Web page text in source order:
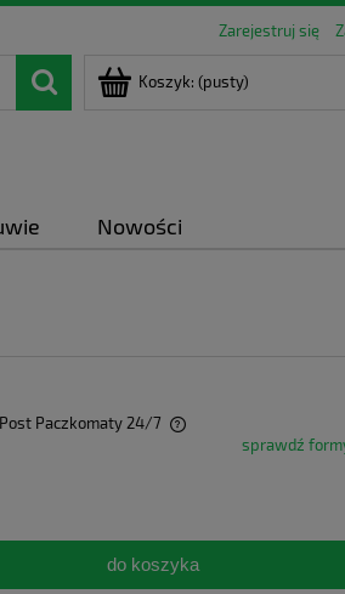
Zarejestruj się
Koszyk: (pusty)
Nowości
Paczkomaty 24/7
sprawdź
do koszyka